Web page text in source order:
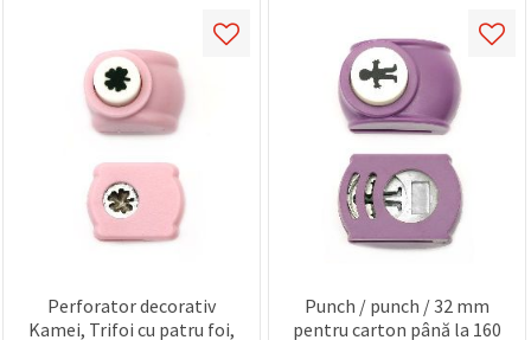
Perforator decorativ
Kamei, Trifoi cu patru foi,
Punch / punch / 32 mm
pentru carton până la 160